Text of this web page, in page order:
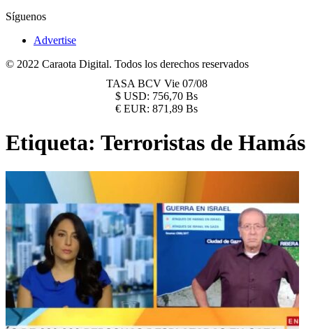
Síguenos
Advertise
© 2022 Caraota Digital. Todos los derechos reservados
TASA BCV Vie 07/08
$ USD: 756,70 Bs
€ EUR: 871,89 Bs
Etiqueta: Terroristas de Hamás